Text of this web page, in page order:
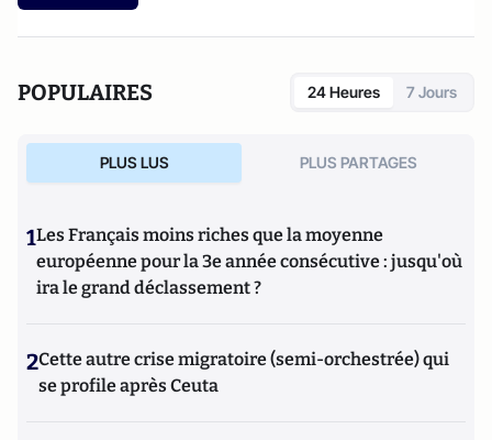
POPULAIRES 24 Heures 7 Jours
PLUS LUS PLUS PARTAGES
1Les Français moins riches que la moyenne
européenne pour la 3e année consécutive : jusqu'où
ira le grand déclassement ?
2Cette autre crise migratoire (semi-orchestrée) qui
se profile après Ceuta